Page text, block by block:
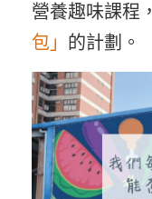
營養趣味課程
包」 的計劃。